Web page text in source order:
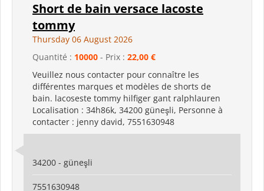
Short de bain versace lacoste
tommy
Thursday 06 August 2026
Quantité : 10000 - Prix : 22,00 €
Veuillez nous contacter pour connaître les
différentes marques et modèles de shorts de
bain. lacoseste tommy hilfiger gant ralphlauren
Localisation : 34h86k, 34200 güneşli, Personne à
contacter : jenny david, 7551630948
34200 - güneşli
7551630948